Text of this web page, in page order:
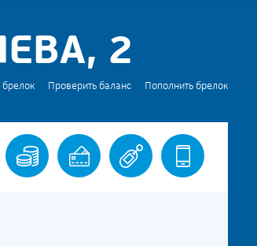
2
брелок Проверить баланс Пополнить брелок